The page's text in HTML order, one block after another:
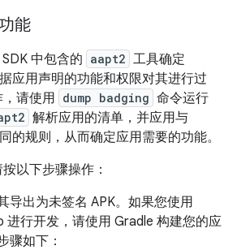
能
中包含的 aapt2 工具确定
应用声明的功能和权限对其进行过
请使用 dump badging 命令运行
解析应用的清单，并应用与
的规则，从而确定应用需要的功能。
以下步骤操作：
导出为未签名 APK。如果您使用
进行开发，请使用 Gradle 构建您的应
骤如下：